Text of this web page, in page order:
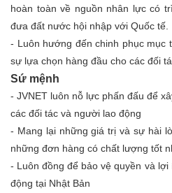
hoàn toàn về nguồn nhân lực có
đưa đất nước hội nhập với Quốc tế.
- Luôn hướng đến chinh phục mục
sự lựa chọn hàng đầu cho các đối
Sứ mệnh
- JVNET luôn nỗ lực phấn đấu để
các đối tác và người lao động
- Mang lại những giá trị và sự hài
những đơn hàng có chất lượng tốt
- Luôn đồng để bảo vệ quyền và
động tại Nhật Bản